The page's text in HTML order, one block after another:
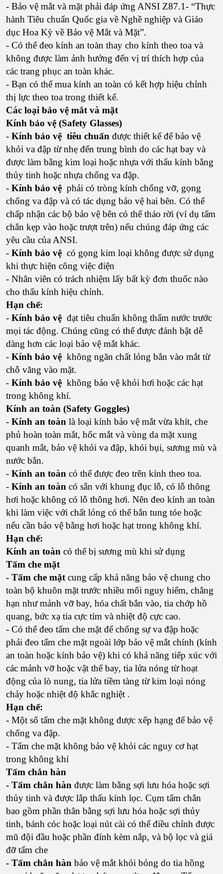
- Bảo vệ mắt và mặt phải đáp ứng ANSI Z87.1- “Thực
hành Tiêu chuẩn Quốc gia về Nghề nghiệp và Giáo
dục Hoa Kỳ về Bảo vệ Mắt và Mặt”.
- Có thể đeo kính an toàn thay cho kính theo toa và
không được làm ảnh hưởng đến vị trí thích hợp của
các trang phục an toàn khác.
- Bạn có thể mua kính an toàn có kết hợp hiệu chỉnh
thị lực theo toa trong thiết kế.
Các loại bảo vệ mắt và mặt
Kính bảo vệ (Safety Glasses)
- Kính bảo vệ tiêu chuẩn được thiết kế để bảo vệ
khỏi va đập từ nhẹ đến trung bình do các hạt bay và
được làm bằng kim loại hoặc nhựa với thấu kính bằng
thủy tinh hoặc nhựa chống va đập.
- Kính bảo vệ phải có tròng kính chống vỡ, gọng
chống va đập và có tác dụng bảo vệ hai bên. Có thể
chấp nhận các bộ bảo vệ bên có thể tháo rời (ví dụ tấm
chắn kẹp vào hoặc trượt trên) nếu chúng đáp ứng các
yêu cầu của ANSI.
- Kính bảo vệ có gọng kim loại không được sử dụng
khi thực hiện công việc điện
- Nhân viên có trách nhiệm lấy bất kỳ đơn thuốc nào
cho thấu kính hiệu chỉnh.
Hạn chế:
- Kính bảo vệ đạt tiêu chuẩn không thấm nước trước
mọi tác động. Chúng cũng có thể được đánh bật dễ
dàng hơn các loại bảo vệ mắt khác.
- Kính bảo vệ không ngăn chất lỏng bắn vào mắt từ
chỗ văng vào mặt.
- Kính bảo vệ không bảo vệ khỏi hơi hoặc các hạt
trong không khí.
Kính an toàn (Safety Goggles)
- Kính an toàn là loại kính bảo vệ mắt vừa khít, che
phủ hoàn toàn mắt, hốc mắt và vùng da mặt xung
quanh mắt, bảo vệ khỏi va đập, khói bụi, sương mù và
nước bắn.
- Kính an toàn có thể được đeo trên kính theo toa.
- Kính an toàn có sẵn với khung đục lỗ, có lỗ thông
hơi hoặc không có lỗ thông hơi. Nên đeo kính an toàn
khi làm việc với chất lỏng có thể bắn tung tóe hoặc
nếu cần bảo vệ bằng hơi hoặc hạt trong không khí.
Hạn chế:
Kính an toàn có thể bị sương mù khi sử dụng
Tấm che mặt
- Tấm che mặt cung cấp khả năng bảo vệ chung cho
toàn bộ khuôn mặt trước nhiều mối nguy hiểm, chẳng
hạn như mảnh vỡ bay, hóa chất bắn vào, tia chớp hồ
quang, bức xạ tia cực tím và nhiệt độ cực cao.
- Có thể đeo tấm che mặt để chống sự va đập hoặc
phải đeo tấm che mặt ngoài lớp bảo vệ mắt chính (kính
an toàn hoặc kính bảo vệ) khi có khả năng tiếp xúc với
các mảnh vỡ hoặc vật thể bay, tia lửa nóng từ hoạt
động của lò nung, tia lửa tiềm tàng từ kim loại nóng
chảy hoặc nhiệt độ khắc nghiệt .
Hạn chế:
- Một số tấm che mặt không được xếp hạng để bảo vệ
chống va đập.
- Tấm che mặt không bảo vệ khỏi các nguy cơ hạt
trong không khí
Tấm chắn hàn
- Tấm chắn hàn được làm bằng sợi lưu hóa hoặc sợi
thủy tinh và được lắp thấu kính lọc. Cụm tấm chắn
bao gồm phần thân bằng sợi lưu hóa hoặc sợi thủy
tinh, bánh cóc hoặc loại nút cài có thể điều chỉnh được
mũ đội đầu hoặc phần đính kèm nắp, và bộ lọc và giá
đỡ tấm che
- Tấm chắn hàn bảo vệ mắt khỏi bỏng do tia hồng